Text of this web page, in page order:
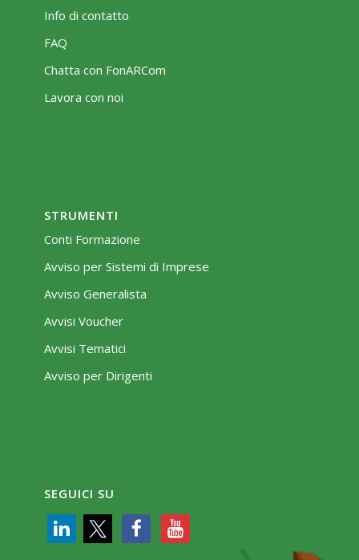
Info di contatto
FAQ
Chatta con FonARCom
Lavora con noi
STRUMENTI
Conti Formazione
Avviso per Sistemi di Imprese
Avviso Generalista
Avvisi Voucher
Avvisi Tematici
Avviso per Dirigenti
SEGUICI SU